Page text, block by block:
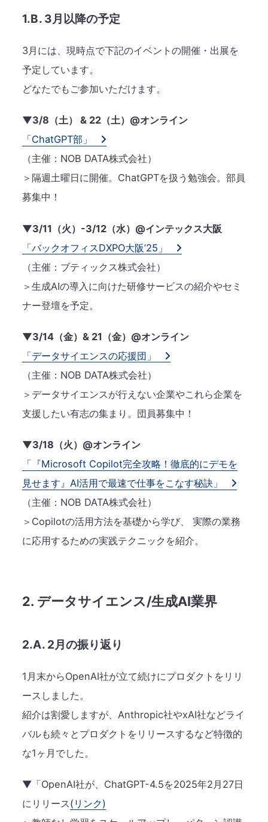
1.B. 3月以降の予定
3月には、現時点で下記のイベントの開催・出展を
予定しています。
どなたでもご参加いただけます。
▼3/8（土） & 22（土）@オンライン
「ChatGPT部」
（主催：NOB DATA株式会社）
＞隔週土曜日に開催。ChatGPTを扱う勉強会。部員
募集中！
▼3/11（火）-3/12（水）@インテックス大阪
「バックオフィスDXPO大阪’25」
（主催：ブティックス株式会社）
＞生成AIの導入に向けた研修サービスの紹介やセミ
ナー登壇を予定。
▼3/14（金）& 21（金）@オンライン
「データサイエンスの応援団」
（主催：NOB DATA株式会社）
＞データサイエンスが行えない企業やこれら企業を
支援したい有志の集まり。団員募集中！
▼3/18（火）@オンライン
「『Microsoft Copilot完全攻略！徹底的にデモを
見せます』AI活用で最速で仕事をこなす秘訣」
（主催：NOB DATA株式会社）
＞Copilotの活用方法を基礎から学び、 実際の業務
に応用するための実践テクニックを紹介。
2. データサイエンス/生成AI業界
2.A. 2月の振り返り
1月末からOpenAI社が立て続けにプロダクトをリリ
ースしました。
紹介は割愛しますが、Anthropic社やxAI社などライ
バルも続々とプロダクトをリリースするなど特徴的
な1ヶ月でした。
▼「OpenAI社が、ChatGPT-4.5を2025年2月27日
にリリース(リンク)